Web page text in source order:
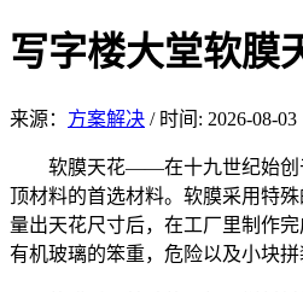
写字楼大堂软膜
来源： 方案解决 / 时间: 2026-08-03
软膜天花——在十九世纪始创
顶材料的首选材料。软膜采用特
量出天花尺寸后，在工厂里制作
有机玻璃的笨重，危险以及小块